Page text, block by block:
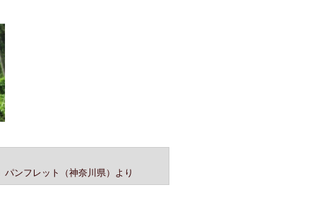
ンフレット（神奈川県）より